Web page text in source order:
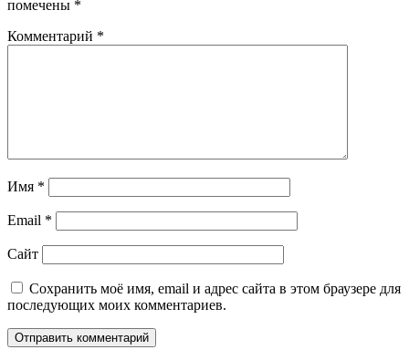
помечены *
Комментарий *
Имя *
Email *
Сайт
Сохранить моё имя, email и адрес сайта в этом браузере для
последующих моих комментариев.